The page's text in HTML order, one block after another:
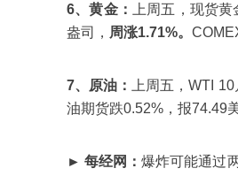
6、黄金：
上周五，现货
盎司， 周涨1.71%。
7、原油：
上周五，WTI
油期货跌0.52%，报74.49
► 每经网：爆炸可能通过